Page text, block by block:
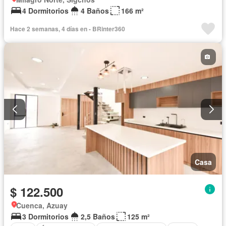
4 Dormitorios
4 Baños 166 m²
Hace 2 semanas, 4 días en - BRinter360
Casa
$ 122.500
Cuenca, Azuay
3 Dormitorios
2,5 Baños
125 m²